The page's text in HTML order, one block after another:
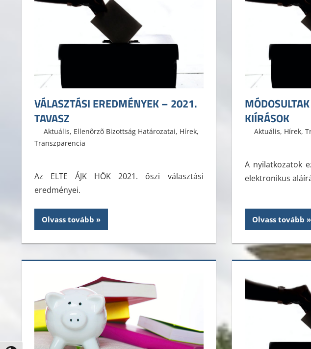
VÁLASZTÁSI EREDMÉNYEK – 2021.
TAVASZ
2021. május 15.
ELTE ÁJK HÖK
Aktuális, Ellenõrzõ Bizottság Határozatai, Hírek,
Transzparencia
Az ELTE ÁJK HÖK 2021. őszi választási
eredményei.
Olvass tovább
KIÍRÁSOK
2021. április 8.
ELTE ÁJK HÖK
Aktuális, Hírek,
A nyilatkozatok
elektronikus
Olvass tovább